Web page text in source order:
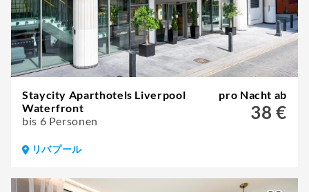
Staycity Aparthotels Liverpool
Waterfront
bis 6 Personen
pro Nacht ab
38 €
リバプール